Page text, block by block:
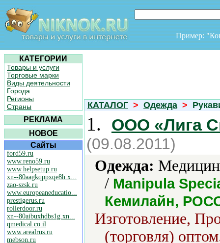
Пример:
КАТЕГОРИИ
Товары и услуги
Торговые марки
Виды деятельности
Города
Регионы
Страны
РЕКЛАМА
НОВОЕ
Сайты
ford59.ru
www.reno59.ru
www.helpsetup.ru
xn--80aagkqppxqe8h.x...
zao-szsk.ru
www.europeaneducatio...
prestigerus.ru
rollerdoor.ru
xn--80aibuxhdbs1g.xn...
qmedical.co.il
www.arealrus.ru
mebson.ru
КАТАЛОГ > Одежда >
1. ООО «Лига
(09.08.2011)
Одежда:
/ Manipula
Кемилайн,
Изготовление,
(торговля)